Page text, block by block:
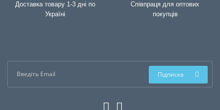
Доставка товару 1-3 дні по
Україні
Співпраця для оптових
покупців
Підписка